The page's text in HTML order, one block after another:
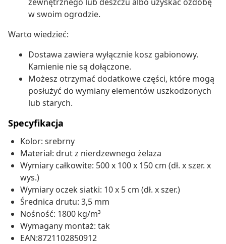
w swoim ogrodzie.
Warto wiedzieć:
Dostawa zawiera wyłącznie kosz gabionowy.
Kamienie nie są dołączone.
Możesz otrzymać dodatkowe części, które mogą
posłużyć do wymiany elementów uszkodzonych
lub starych.
Specyfikacja
Kolor: srebrny
Materiał: drut z nierdzewnego żelaza
Wymiary całkowite: 500 x 100 x 150 cm (dł. x szer. x
wys.)
Wymiary oczek siatki: 10 x 5 cm (dł. x szer.)
Średnica drutu: 3,5 mm
Nośność: 1800 kg/m³
Wymagany montaż: tak
EAN:8721102850912